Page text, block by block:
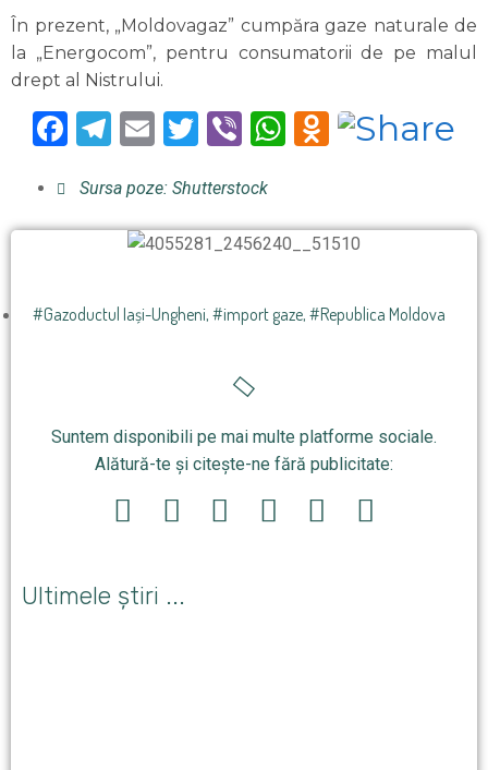
În prezent, „Moldovagaz” cumpăra gaze naturale de
la „Energocom”, pentru consumatorii de pe malul
drept al Nistrului.
Facebook
Telegram
EmailTwitter
ViberWhatsApp
Sursa poze: Shutterstock
#Gazoductul Iași-Ungheni, #import gaze, #Republica Moldova
Suntem disponibili pe mai multe platforme sociale.
Alătură-te și citește-ne fără publicitate:
Ultimele știri ...